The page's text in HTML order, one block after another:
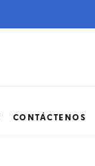
CONTÁCTENOS